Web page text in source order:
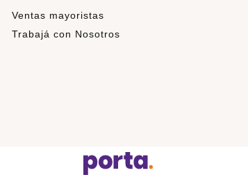
Ventas mayoristas
Trabajá con Nosotros